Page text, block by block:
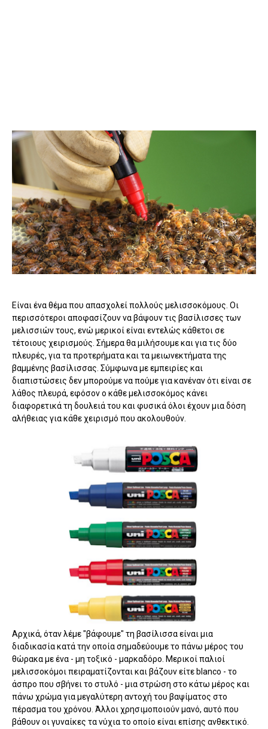
Είναι ένα θέμα που απασχολεί πολλούς μελισσοκόμους. Οι
περισσότεροι αποφασίζουν να βάψουν τις βασίλισσες των
μελισσιών τους, ενώ μερικοί είναι εντελώς κάθετοι σε
τέτοιους χειρισμούς. Σήμερα θα μιλήσουμε και για τις δύο
πλευρές, για τα προτερήματα και τα μειωνεκτήματα της
βαμμένης βασίλισσας. Σύμφωνα με εμπειρίες και
διαπιστώσεις δεν μπορούμε να πούμε για κανέναν ότι είναι σε
λάθος πλευρά, εφόσον ο κάθε μελισσοκόμος κάνει
διαφορετικά τη δουλειά του και φυσικά όλοι έχουν μια δόση
αλήθειας για κάθε χειρισμό που ακολουθούν.
Αρχικά, όταν λέμε "βάφουμε" τη βασίλισσα είναι μια
διαδικασία κατά την οποία σημαδεύουμε το πάνω μέρος του
θώρακα με ένα - μη τοξικό - μαρκαδόρο. Μερικοί παλιοί
μελισσοκόμοι πειραματίζονται και βάζουν είτε blanco - το
άσπρο που σβήνει το στυλό - μια στρώση στο κάτω μέρος και
πάνω χρώμα για μεγαλύτερη αντοχή του βαψίματος στο
πέρασμα του χρόνου. Άλλοι χρησιμοποιούν μανό, αυτό που
βάθουν οι γυναίκες τα νύχια το οποίο είναι επίσης ανθεκτικό.